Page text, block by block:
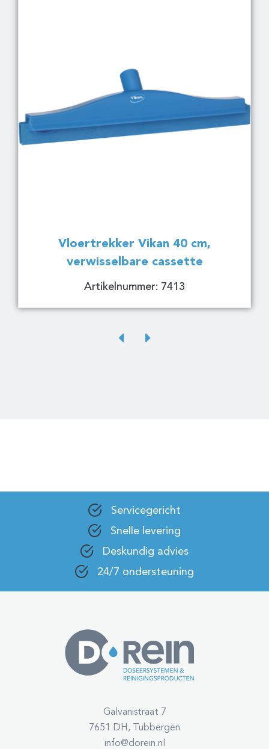
Vloertrekker Vikan 40 cm,
verwisselbare cassette
Artikelnummer: 7413
Servicegericht
Snelle levering
Deskundig advies
24/7 ondersteuning
Galvanistraat 7
7651 DH, Tubbergen
info@dorein.nl